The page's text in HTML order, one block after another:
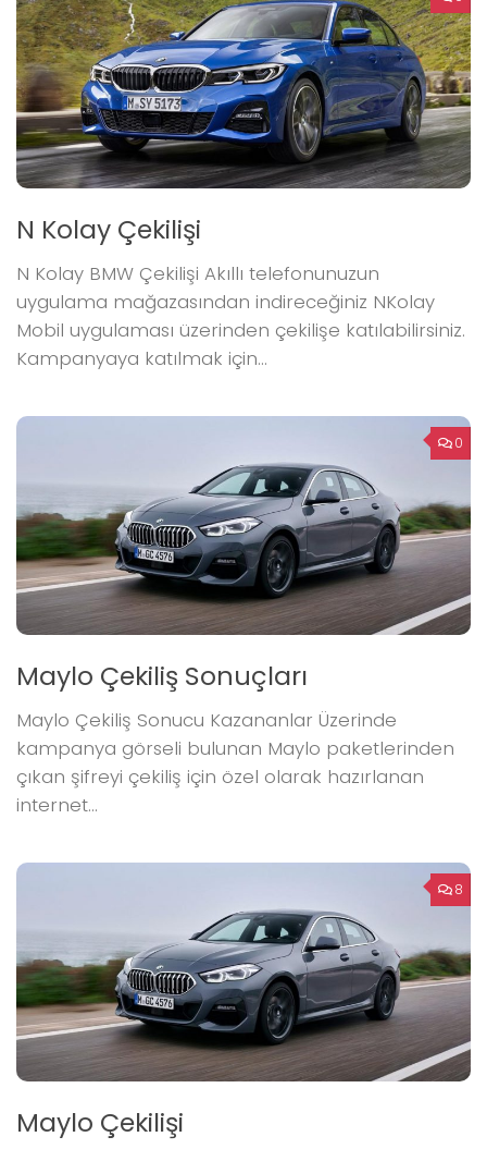
N Kolay Çekilişi
N Kolay BMW Çekilişi Akıllı telefonunuzun
uygulama mağazasından indireceğiniz NKolay
Mobil uygulaması üzerinden çekilişe katılabilirsiniz.
Kampanyaya katılmak için...
0
Maylo Çekiliş Sonuçları
Maylo Çekiliş Sonucu Kazananlar Üzerinde
kampanya görseli bulunan Maylo paketlerinden
çıkan şifreyi çekiliş için özel olarak hazırlanan
internet...
8
Maylo Çekilişi